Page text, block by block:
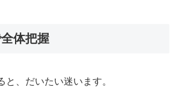
体把握
と、だいたい迷います。